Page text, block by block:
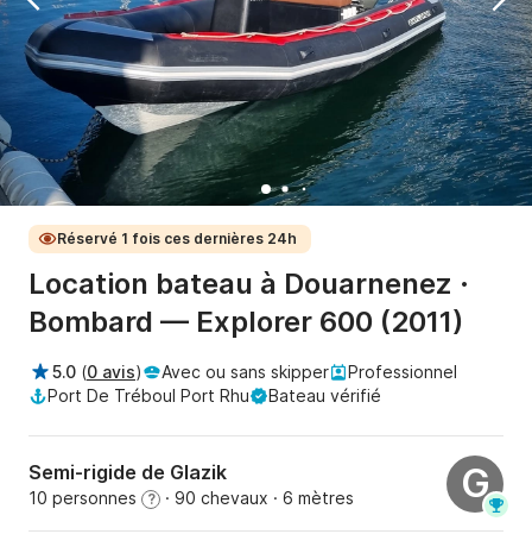
Réservé 1 fois ces dernières 24h
Location bateau à Douarnenez ·
Bombard — Explorer 600 (2011)
5.0 (0 avis) Avec ou sans skipper
Professionnel
Port De Tréboul Port Rhu
Bateau vérifié
Semi-rigide de Glazik
10 personnes ? · 90 chevaux · 6 mètres G